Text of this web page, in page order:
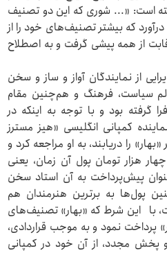
۹، فصلنامه «ره‌آورد» نوشته است: «... شوری که این دو تصنیف
که بیشتر تصنیف‌های خود را از
از همه پیشی گرفت و به اصطلاح
از نمایندگان آواز و ساز و سخن
سیاست، فرهنگ و هم‌چنین مقام
گرفته بود و با توجه به اینکه در
کمپانی انگلیسی «هیز مسترز
را دریابند، به او مراجعه کرد و
هزار تومان پول آن زمان، یعنی
‌عنوان پیش‌پرداخت به آن استاد سخن
پول‌ها به برترین هنرمندان هم
با این شرط که «بهار» تصنیف‌های
پرداخت نمود و به ‌موجب قراردادی،
مجدد، از آن خود در کمپانی